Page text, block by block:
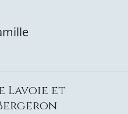
Lavoie et